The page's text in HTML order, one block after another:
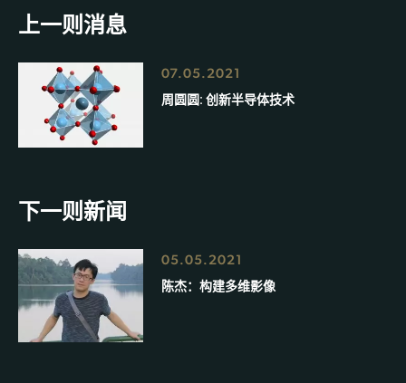
上一则消息
07.05.2021
周圆圆: 创新半导体技术
下一则新闻
05.05.2021
陈杰：构建多维影像